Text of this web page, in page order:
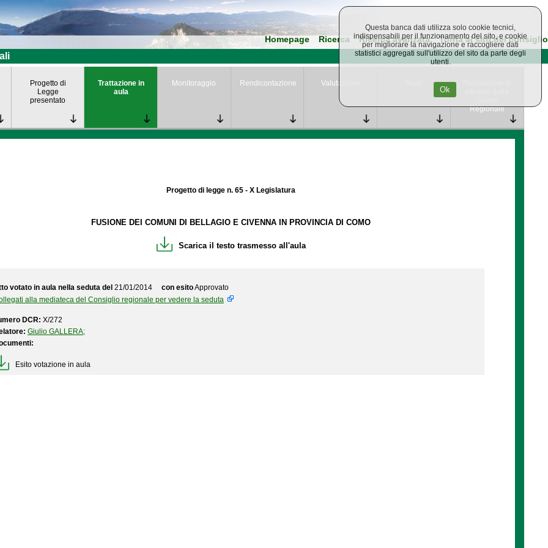
Homepage Ricerca Ricerca avanzata Torna al sito del consiglio
Progetto di
Legge
presentato
Trattazione in
aula
Monitoraggio Rendicontazione Valutazione
Regionale
Progetto di legge n. 65 - X Legislatura
FUSIONE DEI COMUNI DI BELLAGIO E CIVENNA IN PROVINCIA DI COMO
Scarica il testo trasmesso all'aula
votato in aula nella seduta del 21/01/2014 con esitoApprovato
alla mediateca del Consiglio regionale per vedere la seduta
DCR: X/272
Giulio GALLERA;
Esito votazione in aula
Questa banca dati utilizza solo cookie tecnici,
indispensabili per il funzionamento del sito, e cookie
per migliorare la navigazione e raccogliere dati
statistici aggregati sull'utilizzo del sito da parte degli
utenti.
Ok